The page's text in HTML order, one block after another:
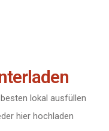
lokal ausfüllen
hier hochladen